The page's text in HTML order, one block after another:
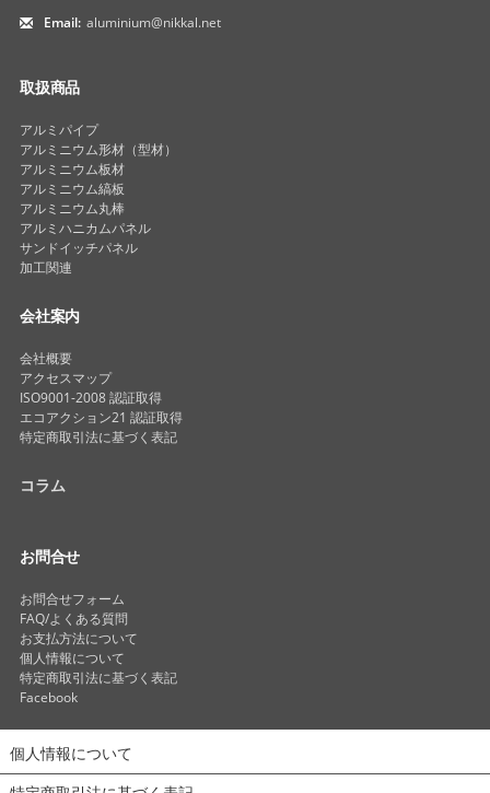
Email: aluminium@nikkal.net
取扱商品
アルミパイプ
アルミニウム形材（型材）
アルミニウム板材
アルミニウム縞板
アルミニウム丸棒
アルミハニカムパネル
サンドイッチパネル
加工関連
会社案内
会社概要
アクセスマップ
ISO9001-2008 認証取得
エコアクション21 認証取得
特定商取引法に基づく表記
コラム
お問合せ
お問合せフォーム
FAQ/よくある質問
お支払方法について
個人情報について
特定商取引法に基づく表記
Facebook
個人情報について